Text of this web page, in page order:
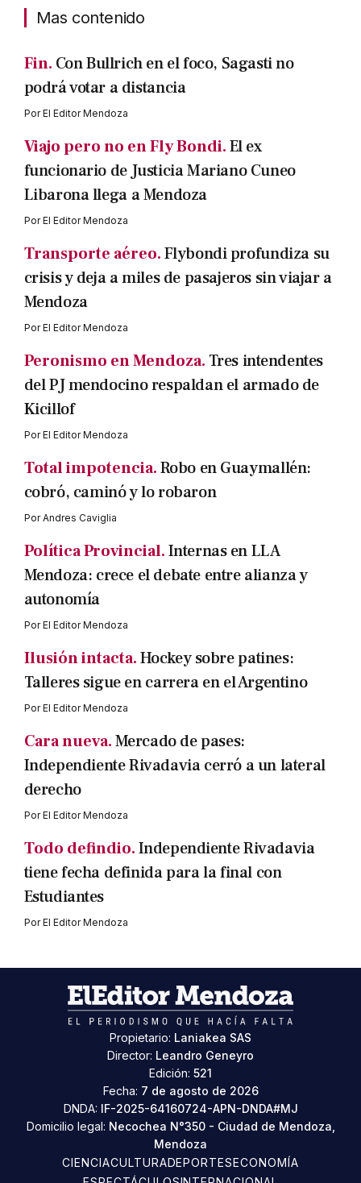
Mas contenido
Fin. Con Bullrich en el foco, Sagasti no
podrá votar a distancia
PorEl Editor Mendoza
Viajo pero no en Fly Bondi.El ex
funcionario de Justicia Mariano Cuneo
Libarona llega a Mendoza
PorEl Editor Mendoza
Transporte aéreo.Flybondi profundiza su
crisis y deja a miles de pasajeros sin viajar a
Mendoza
PorEl Editor Mendoza
Peronismo en Mendoza. Tres intendentes
del PJ mendocino respaldan el armado de
Kicillof
PorEl Editor Mendoza
Total impotencia.Robo en Guaymallén:
cobró, caminó y lo robaron
PorAndres Caviglia
Política Provincial.Internas en LLA
Mendoza: crece el debate entre alianza y
autonomía
PorEl Editor Mendoza
Ilusión intacta.Hockey sobre patines:
Talleres sigue en carrera en el Argentino
PorEl Editor Mendoza
Cara nueva.Mercado de pases:
Independiente Rivadavia cerró a un lateral
derecho
PorEl Editor Mendoza
Todo defindio.Independiente Rivadavia
tiene fecha definida para la final con
Estudiantes
PorEl Editor Mendoza
Propietario: Laniakea SAS
Director: Leandro Geneyro
Edición: 521
Fecha: 7 de agosto de 2026
DNDA: IF-2025-64160724-APN-DNDA#MJ
Domicilio legal: Necochea N°350 - Ciudad de Mendoza,
Mendoza
CIENCIACULTURADEPORTESECONOMÍA